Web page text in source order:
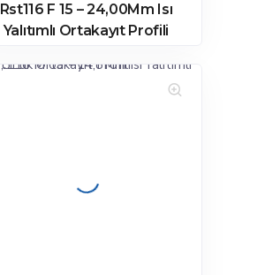
Rst116 F 15 – 24,00Mm Isı
Yalıtımlı Ortakayıt Profili